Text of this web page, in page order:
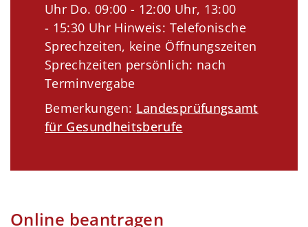
Uhr Do. 09:00 - 12:00 Uhr, 13:00
- 15:30 Uhr Hinweis: Telefonische
Sprechzeiten, keine Öffnungszeiten
Sprechzeiten persönlich: nach
Terminvergabe
Bemerkungen: Landesprüfungsamt
für Gesundheitsberufe
Online beantragen